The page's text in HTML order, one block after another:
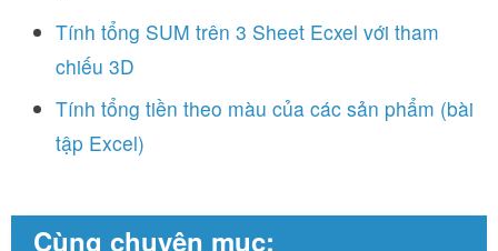
Tính tổng SUM trên 3 Sheet Ecxel với tham
chiếu 3D
Tính tổng tiền theo màu của các sản phẩm (bài
tập Excel)
Cùng chuyên mục: